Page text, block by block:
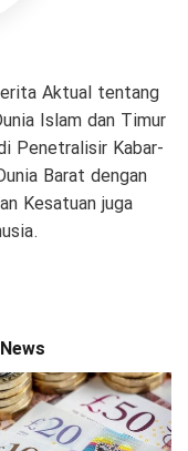
Aktual tentang
Islam dan Timur
Penetralisir Kabar-
Barat dengan
Kesatuan juga